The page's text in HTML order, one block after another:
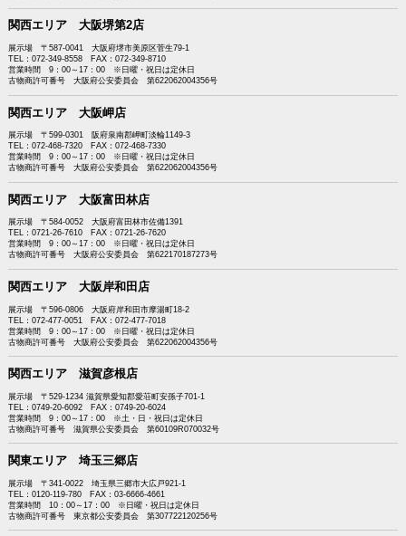
関西エリア 大阪堺第2店
展示場 〒587-0041 大阪府堺市美原区菅生79-1
TEL：072-349-8558 FAX：072-349-8710
営業時間 9：00～17：00 ※日曜・祝日は定休日
古物商許可番号 大阪府公安委員会 第622062004356号
関西エリア 大阪岬店
展示場 〒599-0301 阪府泉南郡岬町淡輪1149-3
TEL：072-468-7320 FAX：072-468-7330
営業時間 9：00～17：00 ※日曜・祝日は定休日
古物商許可番号 大阪府公安委員会 第622062004356号
関西エリア 大阪富田林店
展示場 〒584-0052 大阪府富田林市佐備1391
TEL：0721-26-7610 FAX：0721-26-7620
営業時間 9：00～17：00 ※日曜・祝日は定休日
古物商許可番号 大阪府公安委員会 第622170187273号
関西エリア 大阪岸和田店
展示場 〒596-0806 大阪府岸和田市摩湯町18-2
TEL：072-477-0051 FAX：072-477-7018
営業時間 9：00～17：00 ※日曜・祝日は定休日
古物商許可番号 大阪府公安委員会 第622062004356号
関西エリア 滋賀彦根店
展示場 〒529-1234 滋賀県愛知郡愛荘町安孫子701-1
TEL：0749-20-6092 FAX：0749-20-6024
営業時間 9：00～17：00 ※土・日・祝日は定休日
古物商許可番号 滋賀県公安委員会 第60109R070032号
関東エリア 埼玉三郷店
展示場 〒341-0022 埼玉県三郷市大広戸921-1
TEL：0120-119-780 FAX：03-6666-4661
営業時間 10：00～17：00 ※日曜・祝日は定休日
古物商許可番号 東京都公安委員会 第307722120256号